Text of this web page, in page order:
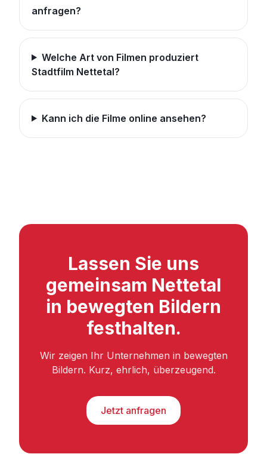
anfragen?
Welche Art von Filmen produziert
Stadtfilm Nettetal?
Kann ich die Filme online ansehen?
Lassen Sie uns
gemeinsam Nettetal
in bewegten Bildern
festhalten.
Wir zeigen Ihr Unternehmen in bewegten
Bildern. Kurz, ehrlich, überzeugend.
Jetzt anfragen